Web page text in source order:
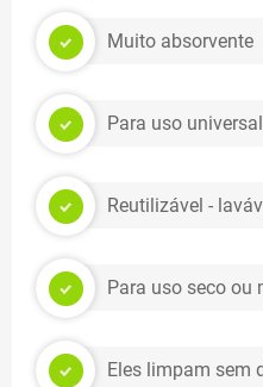
Muito absorvente
Para uso
Reutilizável -
Para uso seco ou
Eles limpam sem